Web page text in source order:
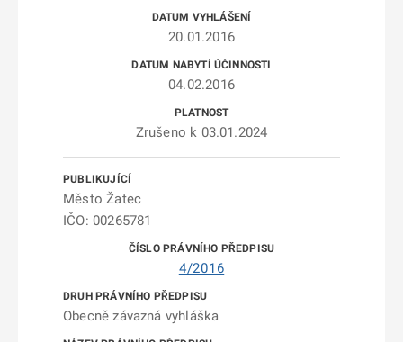
20.01.2016
04.02.2016
Zrušeno k 03.01.2024
Město Žatec
IČO: 00265781
4/2016
Obecně závazná vyhláška